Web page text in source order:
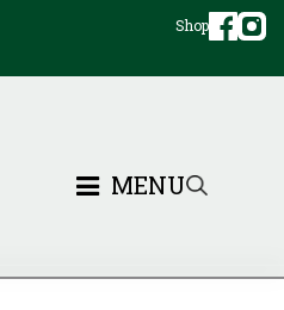
Shop
MENU